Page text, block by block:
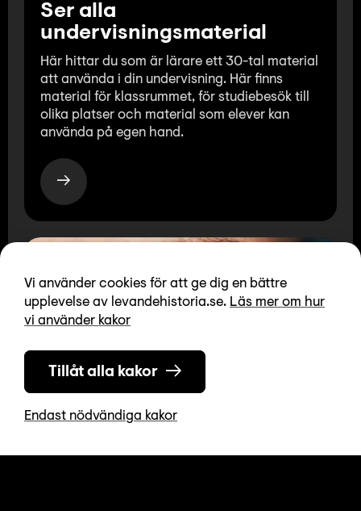
Vi använder cookies för att ge dig en bättre
upplevelse av levandehistoria.se. Läs mer om hur
vi använder kakor
Tillåt alla kakor
Endast nödvändiga kakor
Ser alla
undervisningsmaterial
Här hittar du som är lärare ett 30-tal material
att använda i din undervisning. Här finns
material för klassrummet, för studiebesök till
olika platser och material som elever kan
använda på egen hand.